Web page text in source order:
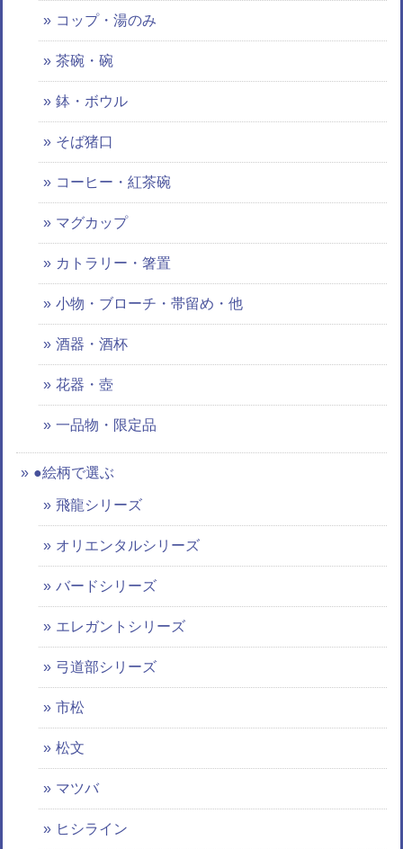
コップ・湯のみ
茶碗・碗
鉢・ボウル
そば猪口
コーヒー・紅茶碗
マグカップ
カトラリー・箸置
小物・ブローチ・帯留め・他
酒器・酒杯
花器・壺
一品物・限定品
●絵柄で選ぶ
飛龍シリーズ
オリエンタルシリーズ
バードシリーズ
エレガントシリーズ
弓道部シリーズ
市松
松文
マツバ
ヒシライン